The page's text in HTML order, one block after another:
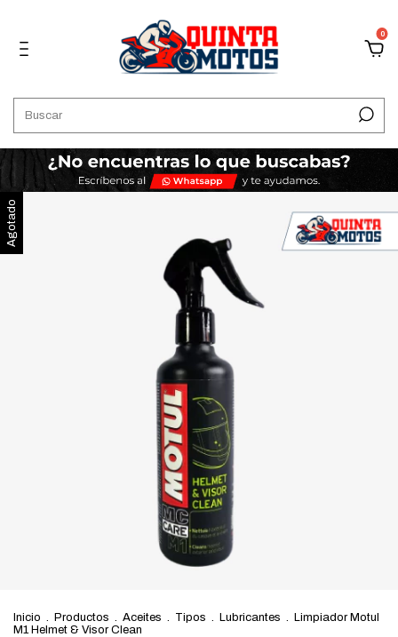
0
Agotado
Inicio . Productos . Aceites . Tipos . Lubricantes .
Limpiador Motul
M1 Helmet & Visor Clean